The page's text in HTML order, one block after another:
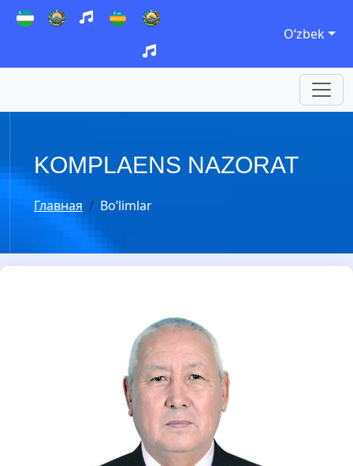
Oʻzbek
KOMPLAENS NAZORAT
Главная Bo’limlar